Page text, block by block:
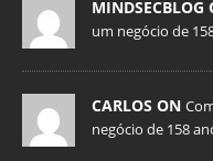
MINDSECBLOG
um negócio de
CARLOS ON
negócio de 158